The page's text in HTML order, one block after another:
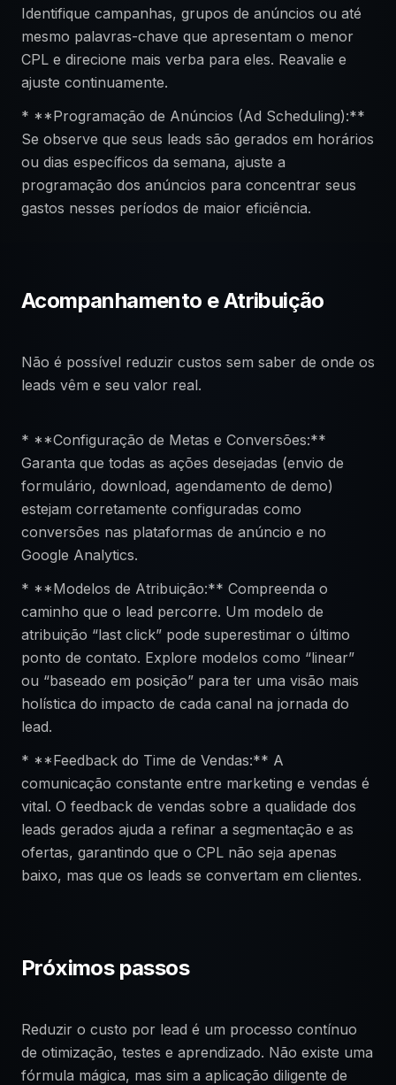
Identifique campanhas, grupos de anúncios ou até
mesmo palavras-chave que apresentam o menor
CPL e direcione mais verba para eles. Reavalie e
ajuste continuamente.
* **Programação de Anúncios (Ad Scheduling):**
Se observe que seus leads são gerados em horários
ou dias específicos da semana, ajuste a
programação dos anúncios para concentrar seus
gastos nesses períodos de maior eficiência.
Acompanhamento e Atribuição
Não é possível reduzir custos sem saber de onde os
leads vêm e seu valor real.
* **Configuração de Metas e Conversões:**
Garanta que todas as ações desejadas (envio de
formulário, download, agendamento de demo)
estejam corretamente configuradas como
conversões nas plataformas de anúncio e no
Google Analytics.
* **Modelos de Atribuição:** Compreenda o
caminho que o lead percorre. Um modelo de
atribuição “last click” pode superestimar o último
ponto de contato. Explore modelos como “linear”
ou “baseado em posição” para ter uma visão mais
holística do impacto de cada canal na jornada do
lead.
* **Feedback do Time de Vendas:** A
comunicação constante entre marketing e vendas é
vital. O feedback de vendas sobre a qualidade dos
leads gerados ajuda a refinar a segmentação e as
ofertas, garantindo que o CPL não seja apenas
baixo, mas que os leads se convertam em clientes.
Próximos passos
Reduzir o custo por lead é um processo contínuo
de otimização, testes e aprendizado. Não existe uma
fórmula mágica, mas sim a aplicação diligente de